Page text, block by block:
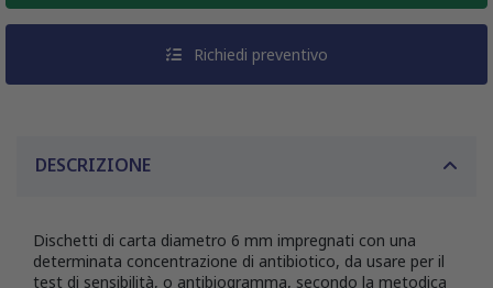
Richiedi preventivo
DESCRIZIONE
Dischetti di carta diametro 6 mm impregnati con una
determinata concentrazione di antibiotico, da usare per il
test di sensibilità, o antibiogramma, secondo la metodica